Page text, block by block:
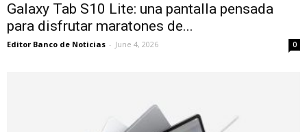
Galaxy Tab S10 Lite: una pantalla pensada
para disfrutar maratones de...
Editor Banco de Noticias - June 4, 2026 0